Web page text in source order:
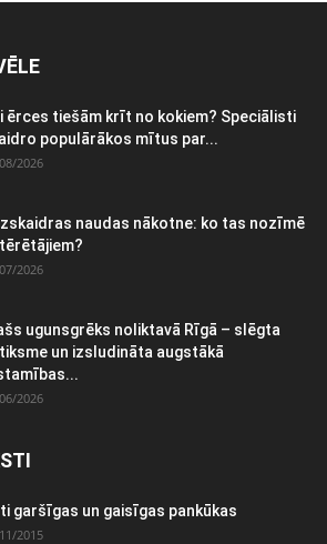
ērces tiešām krīt no kokiem? Speciālisti
populārākos mītus par...
2026
naudas nākotne: ko tas nozīmē
2026
ugunsgrēks noliktavā Rīgā – slēgta
un izsludināta augstākā
2026
garšīgas un gaisīgas pankūkas
2015